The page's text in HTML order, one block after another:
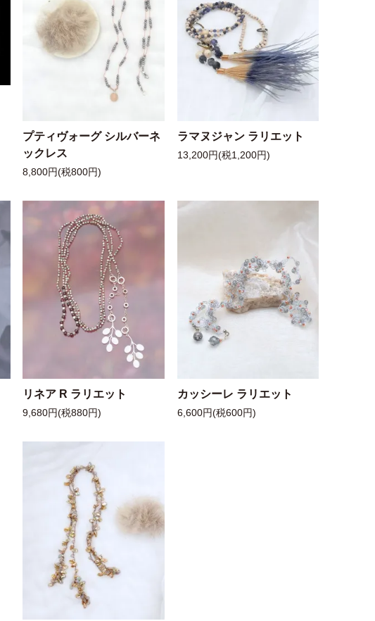
プティヴォーグ シルバーネ
ックレス
8,800円(税800円)
ラマヌジャン ラリエット
13,200円(税1,200円)
リネア R ラリエット
9,680円(税880円)
カッシーレ ラリエット
6,600円(税600円)